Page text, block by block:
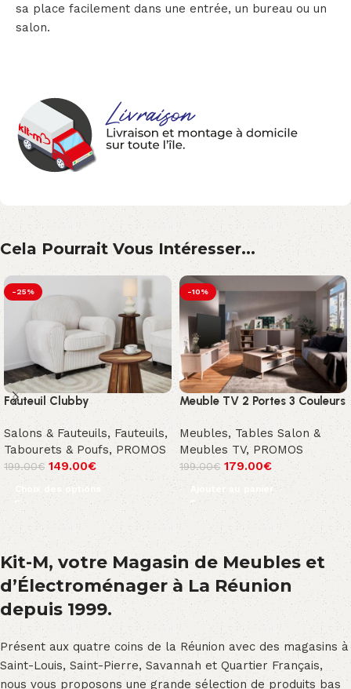
sa place facilement dans une entrée, un bureau ou un
salon.
Cela Pourrait Vous Intéresser...
-25%
Fauteuil Clubby
Salons & Fauteuils, Fauteuils,
Tabourets & Poufs, PROMOS
199.00€ 149.00€
Choix des options
-10%
Meuble TV 2 Portes 3 Couleurs
Meubles, Tables Salon &
Meubles TV, PROMOS
199.00€ 179.00€
Ajouter au panier
Kit-M, votre Magasin de Meubles et
d’Électroménager à La Réunion
depuis 1999.
Présent aux quatre coins de la Réunion avec des magasins à
Saint-Louis, Saint-Pierre, Savannah et Quartier Français,
nous vous proposons une grande sélection de produits bas